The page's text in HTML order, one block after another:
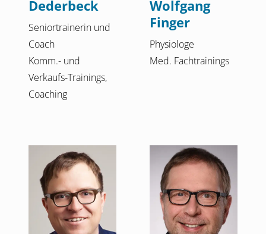
Dederbeck
Seniortrainerin und
Coach
Komm.- und
Verkaufs-Trainings,
Coaching
Wolfgang
Finger
Physiologe
Med. Fachtrainings